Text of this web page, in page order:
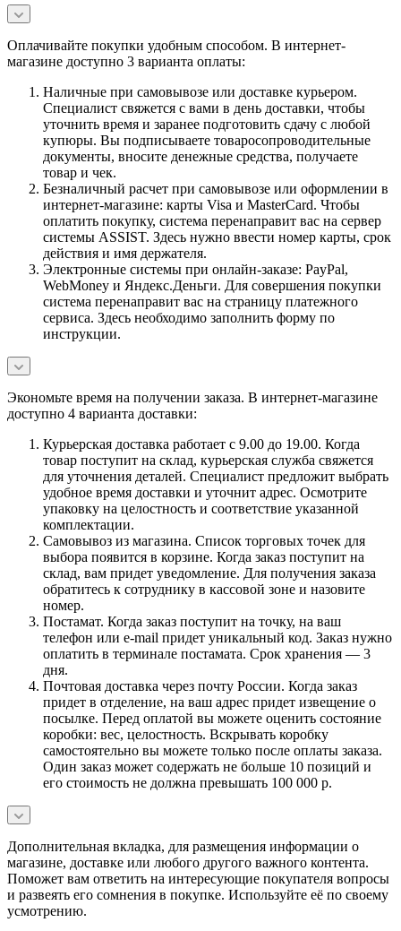
Оплачивайте покупки удобным способом. В интернет-
магазине доступно 3 варианта оплаты:
Наличные при самовывозе или доставке курьером.
Специалист свяжется с вами в день доставки, чтобы
уточнить время и заранее подготовить сдачу с любой
купюры. Вы подписываете товаросопроводительные
документы, вносите денежные средства, получаете
товар и чек.
Безналичный расчет при самовывозе или оформлении в
интернет-магазине: карты Visa и MasterCard. Чтобы
оплатить покупку, система перенаправит вас на сервер
системы ASSIST. Здесь нужно ввести номер карты, срок
действия и имя держателя.
Электронные системы при онлайн-заказе: PayPal,
WebMoney и Яндекс.Деньги. Для совершения покупки
система перенаправит вас на страницу платежного
сервиса. Здесь необходимо заполнить форму по
инструкции.
Экономьте время на получении заказа. В интернет-магазине
доступно 4 варианта доставки:
Курьерская доставка работает с 9.00 до 19.00. Когда
товар поступит на склад, курьерская служба свяжется
для уточнения деталей. Специалист предложит выбрать
удобное время доставки и уточнит адрес. Осмотрите
упаковку на целостность и соответствие указанной
комплектации.
Самовывоз из магазина. Список торговых точек для
выбора появится в корзине. Когда заказ поступит на
склад, вам придет уведомление. Для получения заказа
обратитесь к сотруднику в кассовой зоне и назовите
номер.
Постамат. Когда заказ поступит на точку, на ваш
телефон или e-mail придет уникальный код. Заказ нужно
оплатить в терминале постамата. Срок хранения — 3
дня.
Почтовая доставка через почту России. Когда заказ
придет в отделение, на ваш адрес придет извещение о
посылке. Перед оплатой вы можете оценить состояние
коробки: вес, целостность. Вскрывать коробку
самостоятельно вы можете только после оплаты заказа.
Один заказ может содержать не больше 10 позиций и
его стоимость не должна превышать 100 000 р.
Дополнительная вкладка, для размещения информации о
магазине, доставке или любого другого важного контента.
Поможет вам ответить на интересующие покупателя вопросы
и развеять его сомнения в покупке. Используйте её по своему
усмотрению.